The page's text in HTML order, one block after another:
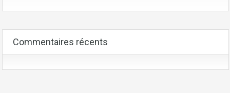
Commentaires récents